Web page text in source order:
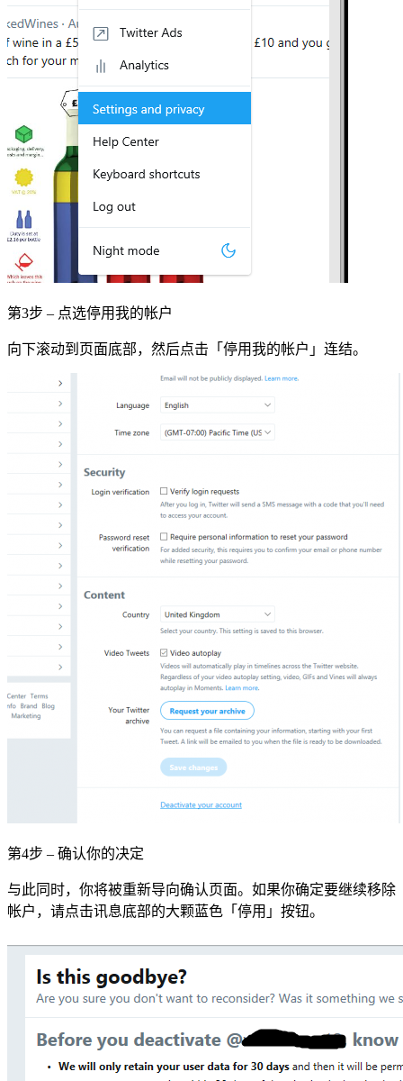
第3步 – 点选停用我的帐户
向下滚动到页面底部，然后点击「停用我的帐户」连结。
第4步 – 确认你的决定
与此同时，你将被重新导向确认页面。如果你确定要继续移除
帐户，请点击讯息底部的大颗蓝色「停用」按钮。